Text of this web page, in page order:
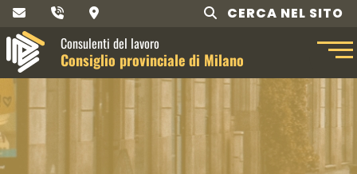
CERCA NEL SITO
Consulenti del lavoro
Consiglio provinciale di Milano